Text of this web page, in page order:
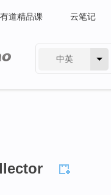
有道精品课 云笔记
中英